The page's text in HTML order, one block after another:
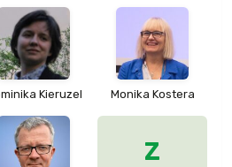
Kieruzel Monika Kostera
Z